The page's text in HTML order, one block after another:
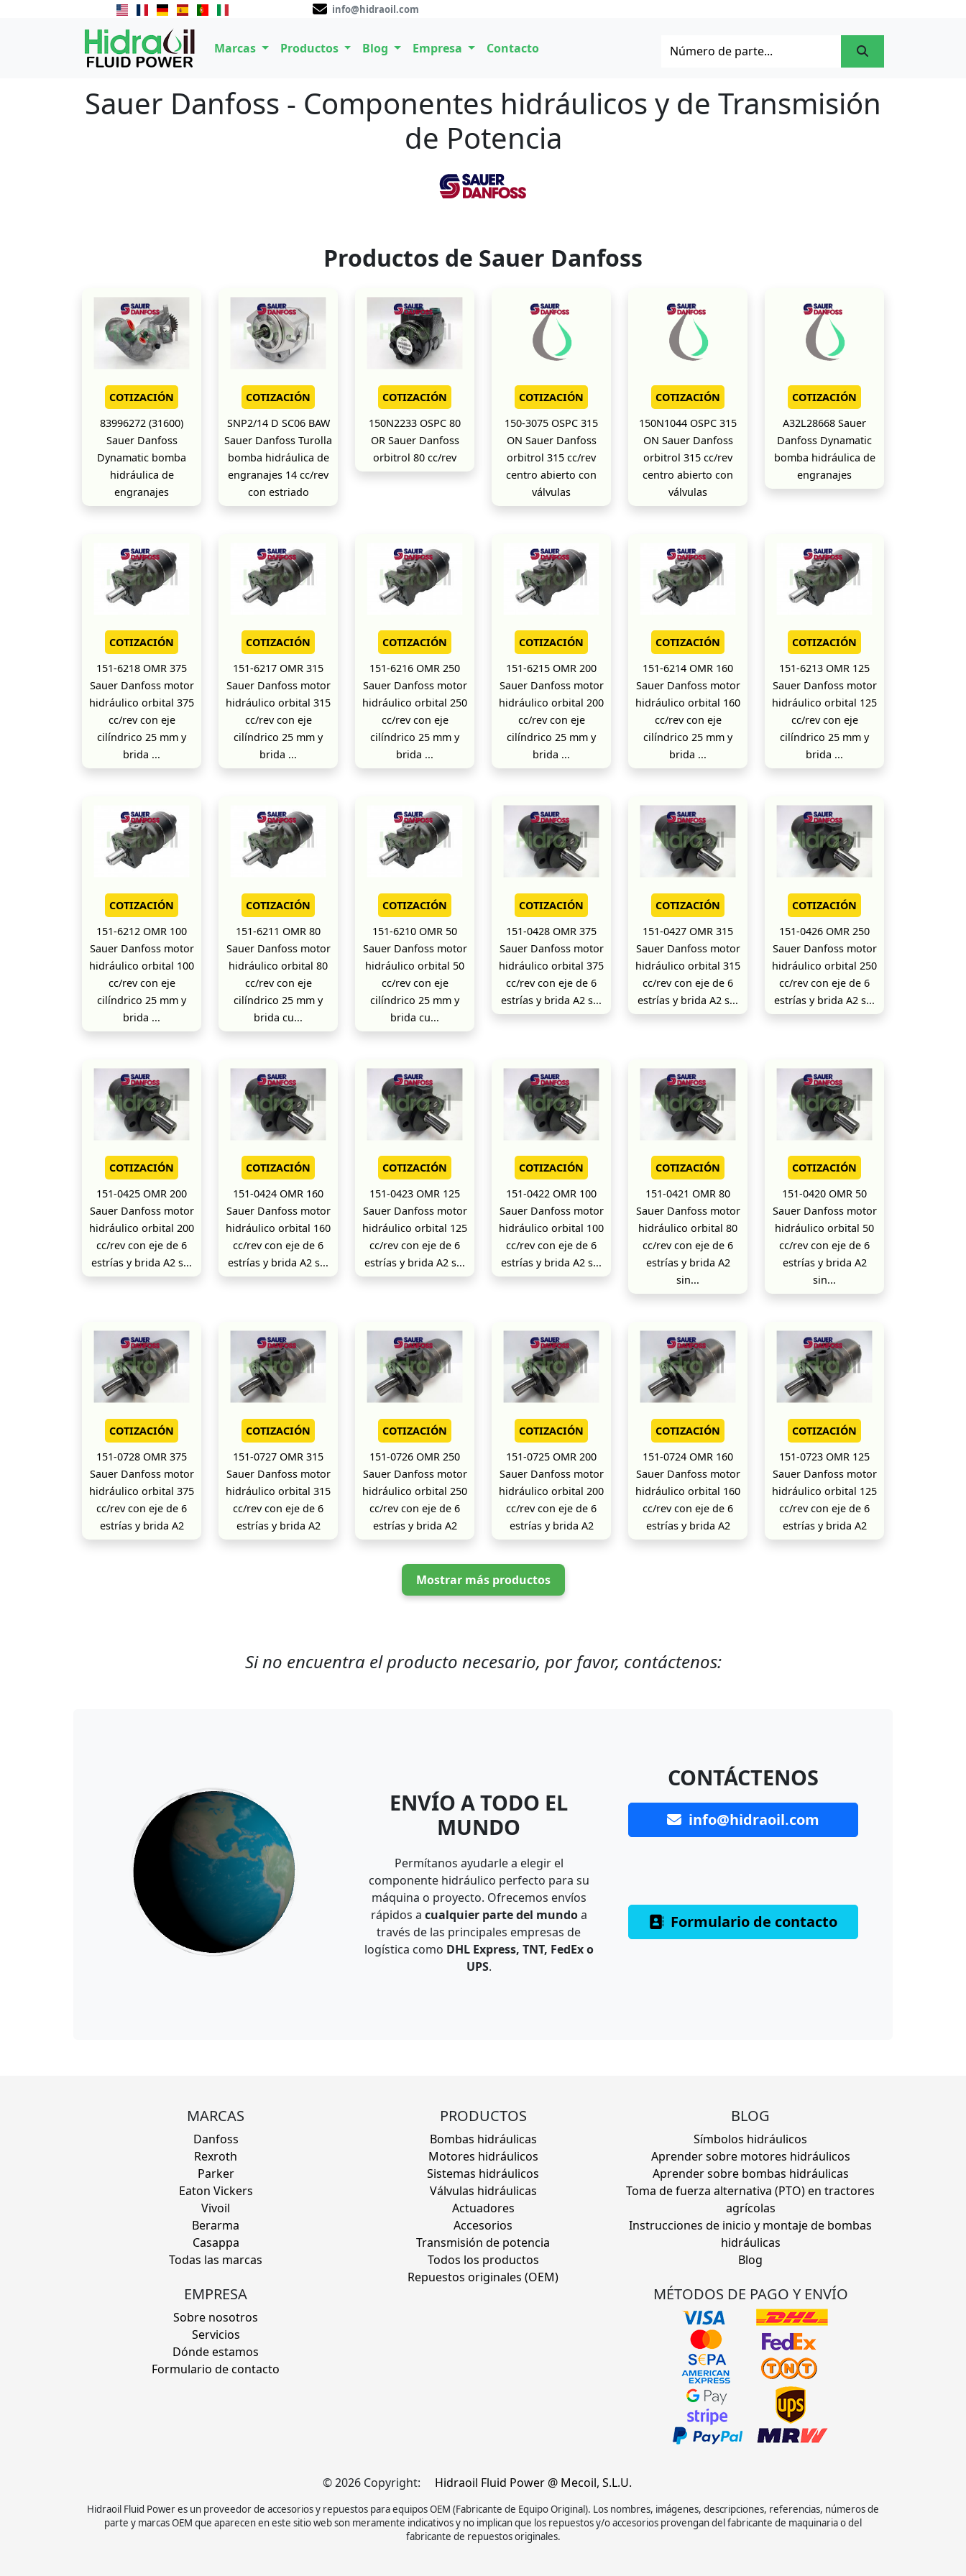
info@hidraoil.com
Marcas Productos Blog Empresa Contacto
Sauer Danfoss - Componentes hidráulicos y de Transmisión
de Potencia
Productos de Sauer Danfoss
COTIZACIÓN
83996272 (31600)
Sauer Danfoss
Dynamatic bomba
hidráulica de
engranajes
COTIZACIÓN
SNP2/14 D SC06 BAW
Sauer Danfoss Turolla
bomba hidráulica de
engranajes 14 cc/rev
con estriado
COTIZACIÓN
150N2233 OSPC 80
OR Sauer Danfoss
orbitrol 80 cc/rev
COTIZACIÓN
150-3075 OSPC 315
ON Sauer Danfoss
orbitrol 315 cc/rev
centro abierto con
válvulas
COTIZACIÓN
150N1044 OSPC 315
ON Sauer Danfoss
orbitrol 315 cc/rev
centro abierto con
válvulas
COTIZACIÓN
A32L28668 Sauer
Danfoss Dynamatic
bomba hidráulica de
engranajes
COTIZACIÓN
151-6218 OMR 375
Sauer Danfoss motor
hidráulico orbital 375
cc/rev con eje
cilíndrico 25 mm y
brida ...
COTIZACIÓN
151-6217 OMR 315
Sauer Danfoss motor
hidráulico orbital 315
cc/rev con eje
cilíndrico 25 mm y
brida ...
COTIZACIÓN
151-6216 OMR 250
Sauer Danfoss motor
hidráulico orbital 250
cc/rev con eje
cilíndrico 25 mm y
brida ...
COTIZACIÓN
151-6215 OMR 200
Sauer Danfoss motor
hidráulico orbital 200
cc/rev con eje
cilíndrico 25 mm y
brida ...
COTIZACIÓN
151-6214 OMR 160
Sauer Danfoss motor
hidráulico orbital 160
cc/rev con eje
cilíndrico 25 mm y
brida ...
COTIZACIÓN
151-6213 OMR 125
Sauer Danfoss motor
hidráulico orbital 125
cc/rev con eje
cilíndrico 25 mm y
brida ...
COTIZACIÓN
151-6212 OMR 100
Sauer Danfoss motor
hidráulico orbital 100
cc/rev con eje
cilíndrico 25 mm y
brida ...
COTIZACIÓN
151-6211 OMR 80
Sauer Danfoss motor
hidráulico orbital 80
cc/rev con eje
cilíndrico 25 mm y
brida cu...
COTIZACIÓN
151-6210 OMR 50
Sauer Danfoss motor
hidráulico orbital 50
cc/rev con eje
cilíndrico 25 mm y
brida cu...
COTIZACIÓN
151-0428 OMR 375
Sauer Danfoss motor
hidráulico orbital 375
cc/rev con eje de 6
estrías y brida A2 s...
COTIZACIÓN
151-0427 OMR 315
Sauer Danfoss motor
hidráulico orbital 315
cc/rev con eje de 6
estrías y brida A2 s...
COTIZACIÓN
151-0426 OMR 250
Sauer Danfoss motor
hidráulico orbital 250
cc/rev con eje de 6
estrías y brida A2 s...
COTIZACIÓN
151-0425 OMR 200
Sauer Danfoss motor
hidráulico orbital 200
cc/rev con eje de 6
estrías y brida A2 s...
COTIZACIÓN
151-0424 OMR 160
Sauer Danfoss motor
hidráulico orbital 160
cc/rev con eje de 6
estrías y brida A2 s...
COTIZACIÓN
151-0423 OMR 125
Sauer Danfoss motor
hidráulico orbital 125
cc/rev con eje de 6
estrías y brida A2 s...
COTIZACIÓN
151-0422 OMR 100
Sauer Danfoss motor
hidráulico orbital 100
cc/rev con eje de 6
estrías y brida A2 s...
COTIZACIÓN
151-0421 OMR 80
Sauer Danfoss motor
hidráulico orbital 80
cc/rev con eje de 6
estrías y brida A2
sin...
COTIZACIÓN
151-0420 OMR 50
Sauer Danfoss motor
hidráulico orbital 50
cc/rev con eje de 6
estrías y brida A2
sin...
COTIZACIÓN
151-0728 OMR 375
Sauer Danfoss motor
hidráulico orbital 375
cc/rev con eje de 6
estrías y brida A2
COTIZACIÓN
151-0727 OMR 315
Sauer Danfoss motor
hidráulico orbital 315
cc/rev con eje de 6
estrías y brida A2
COTIZACIÓN
151-0726 OMR 250
Sauer Danfoss motor
hidráulico orbital 250
cc/rev con eje de 6
estrías y brida A2
COTIZACIÓN
151-0725 OMR 200
Sauer Danfoss motor
hidráulico orbital 200
cc/rev con eje de 6
estrías y brida A2
COTIZACIÓN
151-0724 OMR 160
Sauer Danfoss motor
hidráulico orbital 160
cc/rev con eje de 6
estrías y brida A2
COTIZACIÓN
151-0723 OMR 125
Sauer Danfoss motor
hidráulico orbital 125
cc/rev con eje de 6
estrías y brida A2
Mostrar más productos
Si no encuentra el producto necesario, por favor, contáctenos:
ENVÍO A TODO EL
MUNDO
Permítanos ayudarle a elegir el
componente hidráulico perfecto para su
máquina o proyecto. Ofrecemos envíos
rápidos a cualquier parte del mundoa
través de las principales empresas de
logística como DHL Express, TNT, FedEx o
UPS.
CONTÁCTENOS
info@hidraoil.com
Formulario de contacto
MARCAS
Danfoss
Rexroth
Parker
Eaton Vickers
Vivoil
Berarma
Casappa
Todas las marcas
PRODUCTOS
Bombas hidráulicas
Motores hidráulicos
Sistemas hidráulicos
Válvulas hidráulicas
Actuadores
Accesorios
Transmisión de potencia
Todos los productos
Repuestos originales (OEM)
BLOG
Símbolos hidráulicos
Aprender sobre motores hidráulicos
Aprender sobre bombas hidráulicas
Toma de fuerza alternativa (PTO) en tractores
agrícolas
Instrucciones de inicio y montaje de bombas
hidráulicas
Blog
EMPRESA
Sobre nosotros
Servicios
Dónde estamos
Formulario de contacto
MÉTODOS DE PAGO Y ENVÍO
© 2026 Copyright: Hidraoil Fluid Power @ Mecoil, S.L.U.
Hidraoil Fluid Power es un proveedor de accesorios y repuestos para equipos OEM (Fabricante de Equipo Original). Los nombres, imágenes, descripciones, referencias, números de
parte y marcas OEM que aparecen en este sitio web son meramente indicativos y no implican que los repuestos y/o accesorios provengan del fabricante de maquinaria o del
fabricante de repuestos originales.